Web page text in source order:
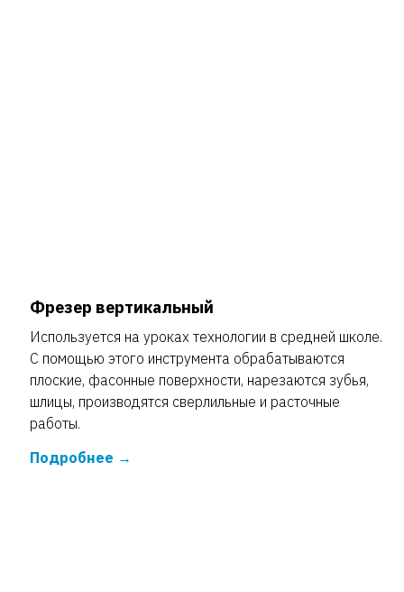
Фрезер вертикальный
Используется на уроках технологии в средней школе.
С помощью этого инструмента обрабатываются
плоские, фасонные поверхности, нарезаются зубья,
шлицы, производятся сверлильные и расточные
работы.
Подробнее